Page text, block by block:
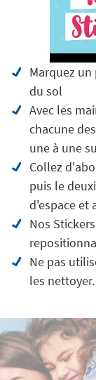
Marquez
du sol
Avec les
chacune
une à une
Collez
puis le
d'espace et
Nos
Ne pas
les nettoyer.